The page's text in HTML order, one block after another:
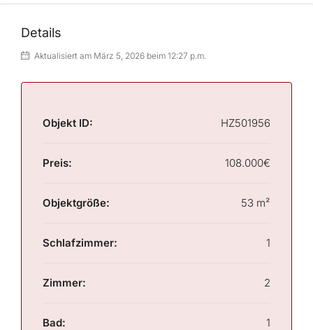
Details
Aktualisiert am März 5, 2026 beim 12:27 p.m.
Objekt ID: HZ501956
Preis: 108.000€
Objektgröße: 53 m²
Schlafzimmer: 1
Zimmer: 2
Bad: 1